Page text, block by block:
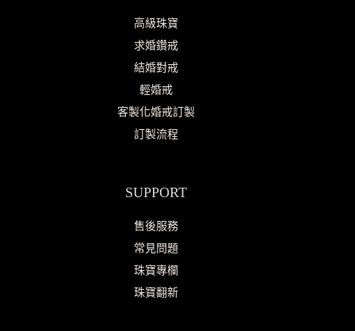
高級珠寶
求婚鑽戒
結婚對戒
輕婚戒
客製化婚戒訂製
訂製流程
SUPPORT
售後服務
常見問題
珠寶專欄
珠寶翻新